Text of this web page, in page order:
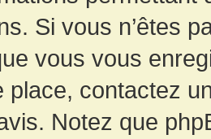
Si vous n’êtes
vous vous
place, contactez
Notez que